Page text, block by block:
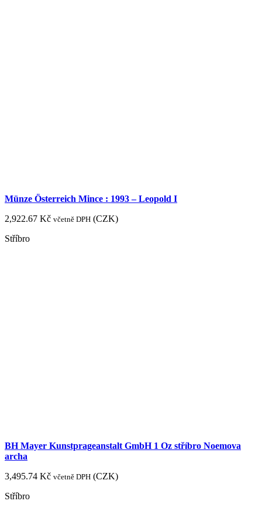
Münze Österreich Mince : 1993 – Leopold I
2,922.67 Kč včetně DPH (CZK)
Stříbro
BH Mayer Kunstprageanstalt GmbH 1 Oz stříbro Noemova
archa
3,495.74 Kč včetně DPH (CZK)
Stříbro